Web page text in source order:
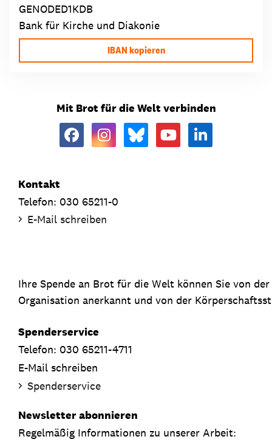
GENODED1KDB
Bank für Kirche und Diakonie
IBAN kopieren
Mit Brot für die Welt verbinden
Kontakt
Telefon: 030 65211-0
E-Mail schreiben
Ihre Spende an Brot für die Welt können Sie von
Organisation anerkannt und von der
Spenderservice
Telefon: 030 65211-4711
E-Mail schreiben
Spenderservice
Newsletter abonnieren
Regelmäßig Informationen zu unserer Arbeit: